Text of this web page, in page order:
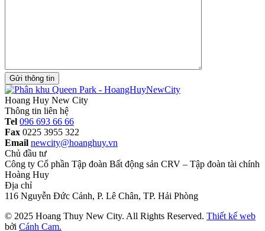
Gửi thông tin
Hoang Huy New City
Thông tin liên hệ
Tel 096 693 66 66
Fax 0225 3955 322
Email newcity@hoanghuy.vn
Chủ đầu tư
Công ty Cổ phần Tập đoàn Bất động sản CRV – Tập đoàn tài chính
Hoàng Huy
Địa chỉ
116 Nguyễn Đức Cảnh, P. Lê Chân, TP. Hải Phòng
© 2025 Hoang Thuy New City. All Rights Reserved. Thiết kế web
bởi Cánh Cam.